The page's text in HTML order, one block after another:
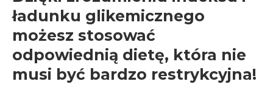
ładunku glikemicznego
możesz stosować
odpowiednią dietę, która nie
musi być bardzo restrykcyjna!